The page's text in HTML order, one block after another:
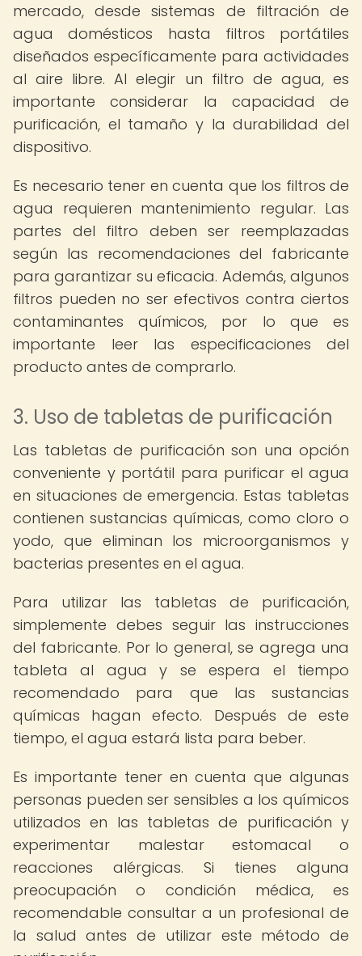
mercado, desde sistemas de filtración de
agua domésticos hasta filtros portátiles
diseñados específicamente para actividades
al aire libre. Al elegir un filtro de agua, es
importante considerar la capacidad de
purificación, el tamaño y la durabilidad del
dispositivo.
Es necesario tener en cuenta que los filtros de
agua requieren mantenimiento regular. Las
partes del filtro deben ser reemplazadas
según las recomendaciones del fabricante
para garantizar su eficacia. Además, algunos
filtros pueden no ser efectivos contra ciertos
contaminantes químicos, por lo que es
importante leer las especificaciones del
producto antes de comprarlo.
3. Uso de tabletas de purificación
Las tabletas de purificación son una opción
conveniente y portátil para purificar el agua
en situaciones de emergencia. Estas tabletas
contienen sustancias químicas, como cloro o
yodo, que eliminan los microorganismos y
bacterias presentes en el agua.
Para utilizar las tabletas de purificación,
simplemente debes seguir las instrucciones
del fabricante. Por lo general, se agrega una
tableta al agua y se espera el tiempo
recomendado para que las sustancias
químicas hagan efecto. Después de este
tiempo, el agua estará lista para beber.
Es importante tener en cuenta que algunas
personas pueden ser sensibles a los químicos
utilizados en las tabletas de purificación y
experimentar malestar estomacal o
reacciones alérgicas. Si tienes alguna
preocupación o condición médica, es
recomendable consultar a un profesional de
la salud antes de utilizar este método de